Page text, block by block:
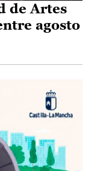
de Artes
agosto